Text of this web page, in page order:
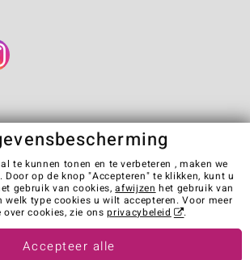
Privacybeleid
Cookies
Contact
Contract herroepen
our stores in other countries:
te kunnen tonen en te verbeteren , maken we
op de knop "Accepteren" te klikken, kunt u
gebruik van cookies,afwijzen het gebruik van
welk type cookies u wilt accepteren. Voor meer
cookies, zie onsprivacybeleid .
Accepteer alle